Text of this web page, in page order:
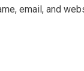
email, and